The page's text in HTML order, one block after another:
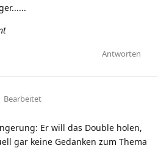
Antworten
Bearbeitet
Er will das Double holen,
gar keine Gedanken zum Thema